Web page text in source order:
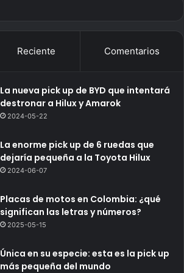
Reciente Comentarios
La nueva pick up de BYD que intentará
destronar a Hilux y Amarok
2024-05-22
La enorme pick up de 6 ruedas que
dejaría pequeña a la Toyota Hilux
2024-06-07
Placas de motos en Colombia: ¿qué
significan las letras y números?
2025-05-15
Única en su especie: esta es la pick up
más pequeña del mundo